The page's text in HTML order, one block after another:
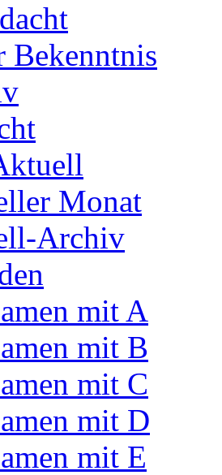
Bekenntnis
Monat
Archiv
mit A
mit B
mit C
mit D
mit E